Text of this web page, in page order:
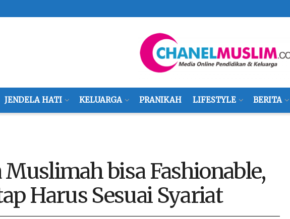
JENDELA HATI KELUARGA PRANIKAH LIFESTYLE BERITA
Muslimah bisa Fashionable,
Harus Sesuai Syariat